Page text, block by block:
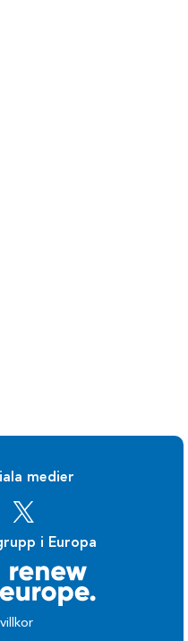
medier
i Europa